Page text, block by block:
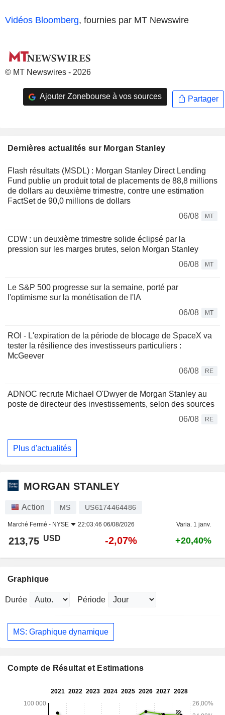
Vidéos Bloomberg, fournies par MT Newswire
© MT Newswires - 2026
Ajouter Zonebourse à vos sources Partager
Dernières actualités sur Morgan Stanley
Flash résultats (MSDL) : Morgan Stanley Direct Lending
Fund publie un produit total de placements de 88,8 millions
de dollars au deuxième trimestre, contre une estimation
FactSet de 90,0 millions de dollars
06/08
MT
CDW : un deuxième trimestre solide éclipsé par la
pression sur les marges brutes, selon Morgan Stanley
06/08
MT
Le S&P 500 progresse sur la semaine, porté par
l'optimisme sur la monétisation de l'IA
06/08
MT
ROI - L'expiration de la période de blocage de SpaceX va
tester la résilience des investisseurs particuliers :
McGeever
06/08
RE
ADNOC recrute Michael O'Dwyer de Morgan Stanley au
poste de directeur des investissements, selon des sources
06/08
RE
Plus d'actualités
MORGAN STANLEY
Action MS US6174464486
Marché Fermé - NYSE 22:03:46 06/08/2026 Varia. 1 janv.
213,75 USD -2,07% +20,40%
Graphique
Durée Période
MS: Graphique dynamique
Compte de Résultat et Estimations